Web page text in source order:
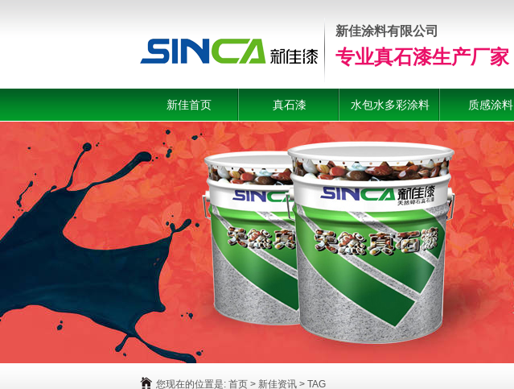
新佳涂料有限公司
专业真石漆生产厂家
新佳首页 真石漆 水包水多彩涂料 质感涂料
您现在的位置是: 首页 > 新佳资讯 > TAG